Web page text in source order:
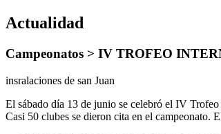
Actualidad
Campeonatos > IV TROFEO
insralaciones de san Juan
El sábado día 13 de junio se celebró el IV
Casi 50 clubes se dieron cita en el campeonato.